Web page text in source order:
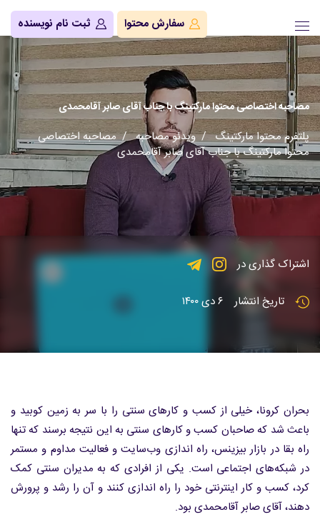
سفارش محتوا ثبت نام نویسنده
مصاحبه اختصاصی محتوا مارکتینگ با جناب آقای صابر آقامحمدی
پلتفرم محتوا مارکتینگ/ویدئو مصاحبه/ مصاحبه اختصاصی
محتوا مارکتینگ با جناب آقای صابر آقامحمدی
اشتراک گذاری در
تاریخ انتشار ۶ دی ۱۴۰۰
بحران کرونا، خیلی از کسب و کارهای سنتی را با سر به زمین کوبید و
باعث شد که صاحبان کسب و کارهای سنتی به این نتیجه برسند که تنها
راه بقا در بازار بیزینس، راه اندازی وب‌سایت و فعالیت مداوم و مستمر
در شبکه‌های اجتماعی است. یکی از افرادی که به مدیران سنتی کمک
کرد، کسب و کار اینترنتی خود را راه اندازی کنند و آن را رشد و پرورش
دهند، آقای صابر آقامحمدی بود.